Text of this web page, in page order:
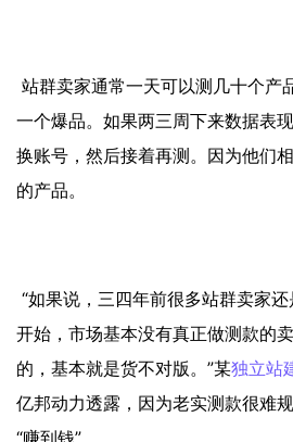
站群卖家通常一天可以测几十个产
一个爆品。如果两三周下来数据表
换账号，然后接着再测。因为他们
的产品。
“如果说，三四年前很多站群卖家
开始，市场基本没有真正做测款的
的，基本就是货不对版。”某独立站
亿邦动力透露，因为老实测款很难